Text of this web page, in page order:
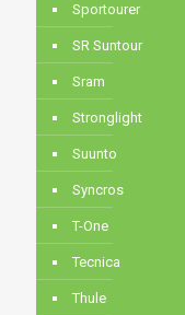
Sportourer
SR Suntour
Sram
Stronglight
Suunto
Syncros
T-One
Tecnica
Thule